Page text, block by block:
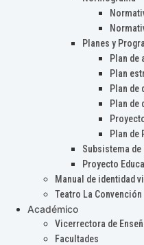
Planes y
Plan de
Plan
Plan de
Plan de
Plan de
Subsistema de
Proyecto
Manual de identidad
Teatro La Convención
Académico
Vicerrectora de
Facultades